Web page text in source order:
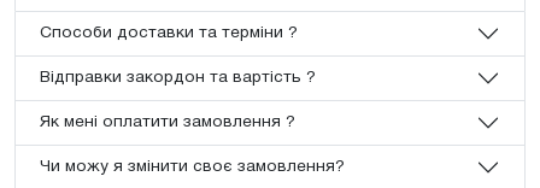
Способи доставки та терміни ?
Відправки закордон та вартість ?
Як мені оплатити замовлення ?
Чи можу я змінити своє замовлення?